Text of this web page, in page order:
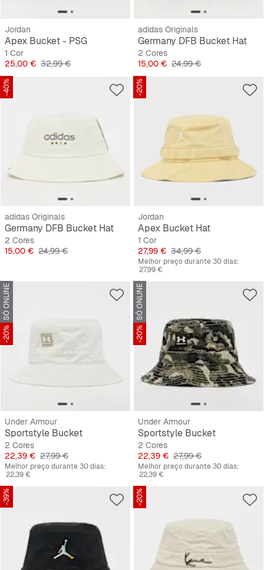
Jordan
Apex Bucket - PSG
1 Cor
Preço
25,00 € Preço original
32,99 €
adidas Originals
Germany DFB Bucket Hat
2 Cores
Preço
15,00 € Preço original
24,99 €
-40%
adidas Originals
Germany DFB Bucket Hat
2 Cores
Preço
15,00 € Preço original
24,99 €
-20%
Jordan
Apex Bucket Hat
1 Cor
Preço
27,99 € Preço original
34,99 €
Melhor preço durante 30 dias:
27,99 €
SÓ ONLINE
-20%
Under Armour
Sportstyle Bucket
2 Cores
Preço
22,39 € Preço original
27,99 €
Melhor preço durante 30 dias:
22,39 €
SÓ ONLINE
-20%
Under Armour
Sportstyle Bucket
2 Cores
Preço
22,39 € Preço original
27,99 €
Melhor preço durante 30 dias:
22,39 €
-39% -20%